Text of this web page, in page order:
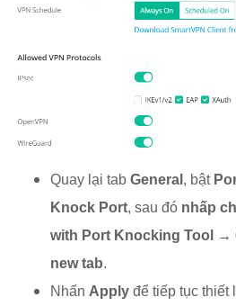
Quay lại tab General , bật
Knock Port, sau đó nhấp
with Port Knocking Tool →
new tab.
Nhấn Apply để tiếp tục thiết